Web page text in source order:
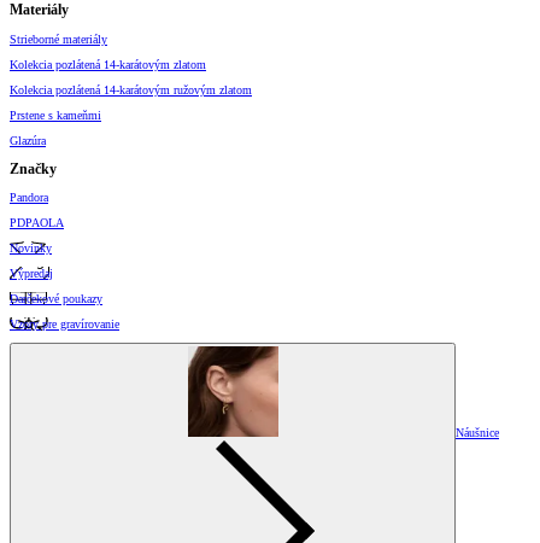
Materiály
Strieborné materiály
Kolekcia pozlátená 14-karátovým zlatom
Kolekcia pozlátená 14-karátovým ružovým zlatom
Prstene s kameňmi
Glazúra
Značky
Pandora
PDPAOLA
Novinky
Výpredaj
Darčekové poukazy
Vzory pre gravírovanie
Náušnice